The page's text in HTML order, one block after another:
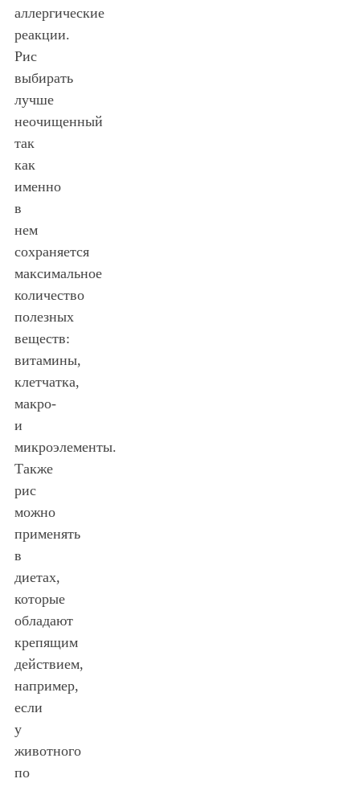
аллергические
реакции.
Рис
выбирать
лучше
неочищенный
так
как
именно
в
нем
сохраняется
максимальное
количество
полезных
веществ:
витамины,
клетчатка,
макро-
и
микроэлементы.
Также
рис
можно
применять
в
диетах,
которые
обладают
крепящим
действием,
например,
если
у
животного
по